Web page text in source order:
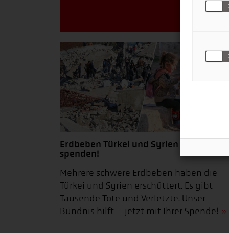
Erdbeben Türkei und Syrien - jetzt
spenden!
Mehrere schwere Erdbeben haben die
Türkei und Syrien erschüttert. Es gibt
Tausende Tote und Verletzte. Unser
Bündnis hilft – jetzt mit Ihrer Spende!